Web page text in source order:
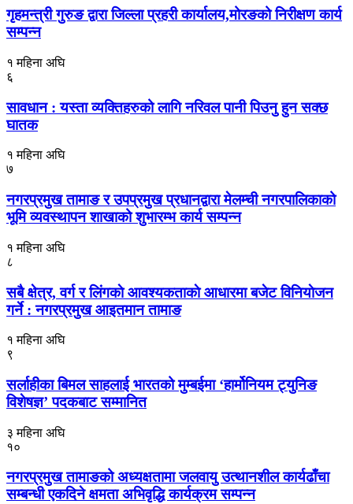
गृहमन्त्री गुरुङ द्वारा जिल्ला प्रहरी कार्यालय,मोरङको निरीक्षण कार्य
सम्पन्न
१ महिना अघि
६
सावधान : यस्ता व्यक्तिहरुको लागि नरिवल पानी पिउनु हुन सक्छ
घातक
१ महिना अघि
७
नगरप्रमुख तामाङ र उपप्रमुख प्रधानद्वारा मेलम्ची नगरपालिकाको
भूमि व्यवस्थापन शाखाको शुभारम्भ कार्य सम्पन्न
१ महिना अघि
८
सबै क्षेत्र, वर्ग र लिंगकाे आवश्यकताकाे आधारमा बजेट विनियाेजन
गर्ने : नगरप्रमुख आइतमान तामाङ
१ महिना अघि
९
सर्लाहीका बिमल साहलाई भारतको मुम्बईमा ‘हार्मोनियम ट्युनिङ
विशेषज्ञ’ पदकबाट सम्मानित
३ महिना अघि
१०
नगरप्रमुख तामाङको अध्यक्षतामा जलवायु उत्थानशील कार्यढाँचा
सम्बन्धी एकदिने क्षमता अभिवृद्धि कार्यक्रम सम्पन्न